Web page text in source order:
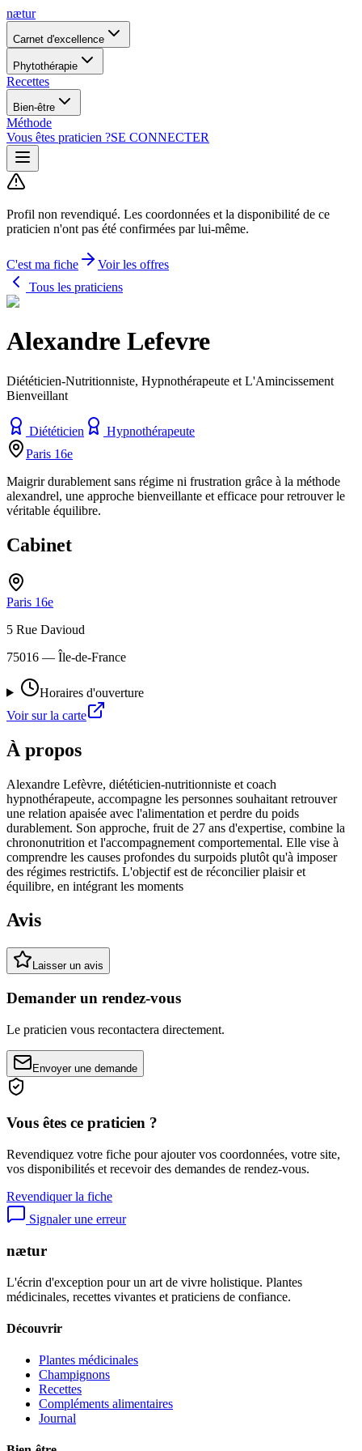
nætur
Carnet d'excellence
Phytothérapie
Recettes
Bien-être
Méthode
Vous êtes praticien ?SE CONNECTER
Profil non revendiqué. Les coordonnées et la disponibilité de ce
praticien n'ont pas été confirmées par lui-même.
C'est ma fiche
Voir les offres
Tous les praticiens
Alexandre Lefevre
Diététicien-Nutritionniste, Hypnothérapeute et L'Amincissement
Bienveillant
Diététicien
Hypnothérapeute
Paris 16e
Maigrir durablement sans régime ni frustration grâce à la méthode
alexandrel, une approche bienveillante et efficace pour retrouver le
véritable équilibre.
Cabinet
Paris 16e
5 Rue Davioud
75016 — Île-de-France
Horaires d'ouverture
Voir sur la carte
À propos
Alexandre Lefèvre, diététicien-nutritionniste et coach
hypnothérapeute, accompagne les personnes souhaitant retrouver
une relation apaisée avec l'alimentation et perdre du poids
durablement. Son approche, fruit de 27 ans d'expertise, combine la
chrononutrition et l'accompagnement comportemental. Elle vise à
comprendre les causes profondes du surpoids plutôt qu'à imposer
des régimes restrictifs. L'objectif est de réconcilier plaisir et
équilibre, en intégrant les moments
Avis
Laisser un avis
Demander un rendez-vous
Le praticien vous recontactera directement.
Envoyer une demande
Vous êtes ce praticien ?
Revendiquez votre fiche pour ajouter vos coordonnées, votre site,
vos disponibilités et recevoir des demandes de rendez-vous.
Revendiquer la fiche
Signaler une erreur
nætur
L'écrin d'exception pour un art de vivre holistique. Plantes
médicinales, recettes vivantes et praticiens de confiance.
Découvrir
Plantes médicinales
Champignons
Recettes
Compléments alimentaires
Journal